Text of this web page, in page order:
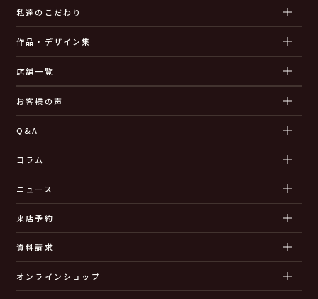
私達のこだわり
作品・デザイン集
店舗一覧
お客様の声
Q&A
コラム
ニュース
来店予約
資料請求
オンラインショップ